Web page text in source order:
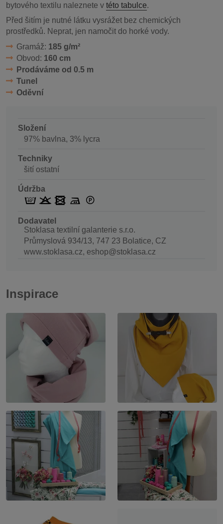
bytového textilu naleznete v této tabulce.
Před šitím je nutné látku vysrážet bez chemických
prostředků. Neprat, jen namočit do horké vody.
Gramáž: 185 g/m²
Obvod: 160 cm
Prodáváme od 0.5 m
Tunel
Oděvní
Složení
97% bavlna, 3% lycra
Techniky
šití ostatní
Údržba
Dodavatel
Stoklasa textilní galanterie s.r.o.
Průmyslová 934/13, 747 23 Bolatice, CZ
www.stoklasa.cz, eshop@stoklasa.cz
Inspirace